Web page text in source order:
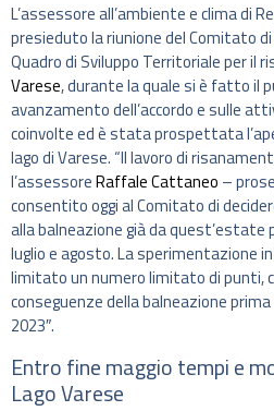
L’assessore all’ambiente e clima di
presieduto la riunione del Comitato di
Quadro di Sviluppo Territoriale per il
Varese, durante la quale si è fatto il
avanzamento dell’accordo e sulle
coinvolte ed è stata prospettata
lago di Varese. “Il lavoro di
l’assessoreRaffale Cattaneo –
consentito oggi al Comitato di
alla balneazione già da
luglio e agosto. La sperimentazione
limitato un numero limitato di punti,
conseguenze della balneazione
2023″.
Entro fine maggio tempi e
Lago Varese